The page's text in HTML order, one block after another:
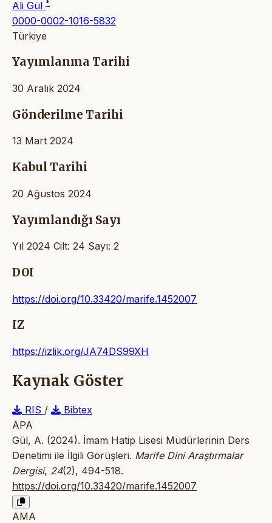
Ali Gül *
0000-0002-1016-5832
Türkiye
Yayımlanma Tarihi
30 Aralık 2024
Gönderilme Tarihi
13 Mart 2024
Kabul Tarihi
20 Ağustos 2024
Yayımlandığı Sayı
Yıl 2024 Cilt: 24 Sayı: 2
DOI
https://doi.org/10.33420/marife.1452007
IZ
https://izlik.org/JA74DS99XH
Kaynak Göster
RIS /
Bibtex
APA
Gül, A. (2024). İmam Hatip Lisesi Müdürlerinin Ders
Denetimi ile İlgili Görüşleri. Marife Dini Araştırmalar
Dergisi, 24(2), 494-518.
https://doi.org/10.33420/marife.1452007
AMA